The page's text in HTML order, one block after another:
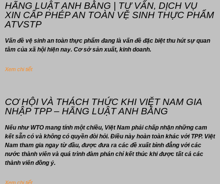
HÃNG LUẬT ANH BẰNG | TƯ VẤN, DỊCH VỤ
XIN CẤP PHÉP AN TOÀN VỆ SINH THỰC PHẨM
ATVSTP
Vấn đề vệ sinh an toàn thực phẩm đang là vấn đề đặc biệt thu hút sự quan
tâm của xã hội hiện nay. Cơ sở sản xuất, kinh doanh.
Xem chi tiết
CƠ HỘI VÀ THÁCH THỨC KHI VIỆT NAM GIA
NHẬP TPP – HÃNG LUẬT ANH BẰNG
Nếu như WTO mang tính một chiều, Việt Nam phải chấp nhận những cam
kết sẵn có và không có quyền đòi hỏi. Điều này hoàn toàn khác với TPP. Việt
Nam tham gia ngay từ đầu, được đưa ra các đề xuất bình đẳng với các
nước thành viên và quá trình đàm phán chỉ kết thúc khi được tất cả các
thành viên đồng ý.
Xem chi tiết